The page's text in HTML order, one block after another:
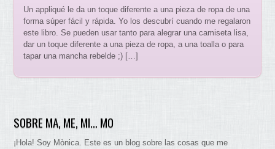
Un appliqué le da un toque diferente a una pieza de ropa de una
forma súper fácil y rápida. Yo los descubrí cuando me regalaron
este libro. Se pueden usar tanto para alegrar una camiseta lisa,
dar un toque diferente a una pieza de ropa, a una toalla o para
tapar una mancha rebelde ;) […]
SOBRE MA, ME, MI… MO
¡Hola! Soy Mònica. Este es un blog sobre las cosas que me